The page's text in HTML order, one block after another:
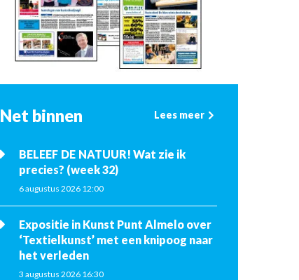
Net binnen Lees meer
BELEEF DE NATUUR! Wat zie ik
precies? (week 32)
6 augustus 2026 12:00
Expositie in Kunst Punt Almelo over
‘Textielkunst’ met een knipoog naar
het verleden
3 augustus 2026 16:30